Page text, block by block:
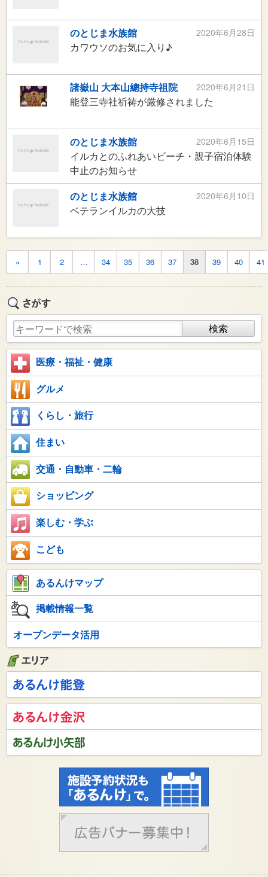
2020年6月28日
のとじま水族館
カワウソのお気に入り♪
2020年6月21日
諸嶽山 大本山總持寺祖院
能登三寺社祈祷が厳修されました
2020年6月15日
のとじま水族館
イルカとのふれあいビーチ・親子宿泊体験
中止のお知らせ
2020年6月10日
のとじま水族館
ベテランイルカの大技
« 1 2 … 34 35 36 37 38 39 40 41
医療・福祉・健康
グルメ
くらし・旅行
住まい
交通・自動車・二輪
ショッピング
楽しむ・学ぶ
こども
あるんけマップ
掲載情報一覧
オープンデータ活用